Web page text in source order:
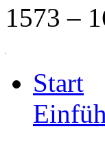
1573 –
Start